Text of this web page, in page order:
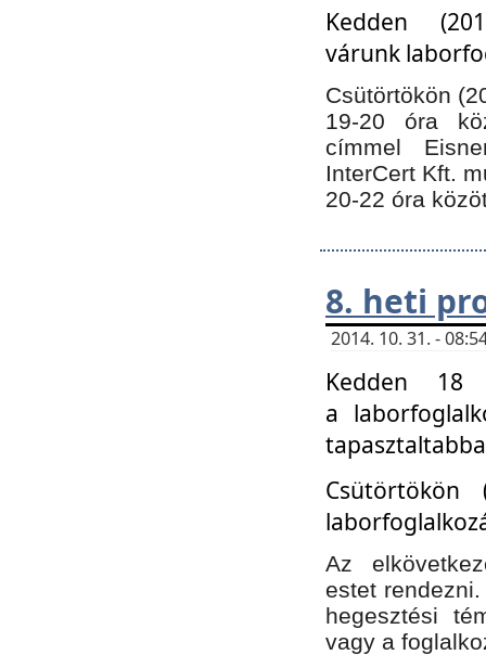
Kedden
várunk
Csütörtökön
19-20 óra
címmel
InterCert Kft.
20-22 óra
8. heti
2014. 10. 31. -
Kedden 18
a
Az
estet
hegesztési
vagy a